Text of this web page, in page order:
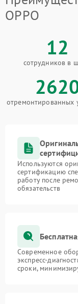
OPPO
12
сотрудников в
отремонтированных
Используются
сертификацию
работу после
обязательств
Современное
экспресс-
сроки,